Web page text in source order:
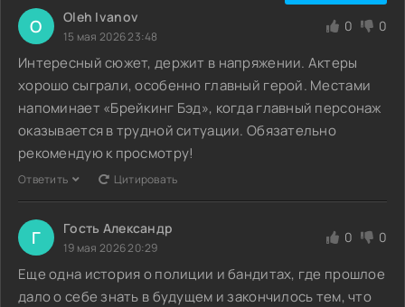
O Oleh Ivanov
15 мая 2026 23:48
0 0
Интересный сюжет, держит в напряжении. Актеры
хорошо сыграли, особенно главный герой. Местами
напоминает «Брейкинг Бэд», когда главный персонаж
оказывается в трудной ситуации. Обязательно
рекомендую к просмотру!
Ответить Цитировать
Г Гость Александр
19 мая 2026 20:29
0 0
Еще одна история о полиции и бандитах, где прошлое
дало о себе знать в будущем и закончилось тем, что